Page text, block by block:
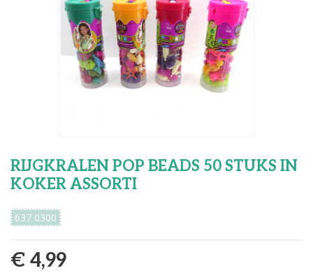
RIJGKRALEN POP BEADS 50 STUKS IN
KOKER ASSORTI
637 0300
€ 4,99